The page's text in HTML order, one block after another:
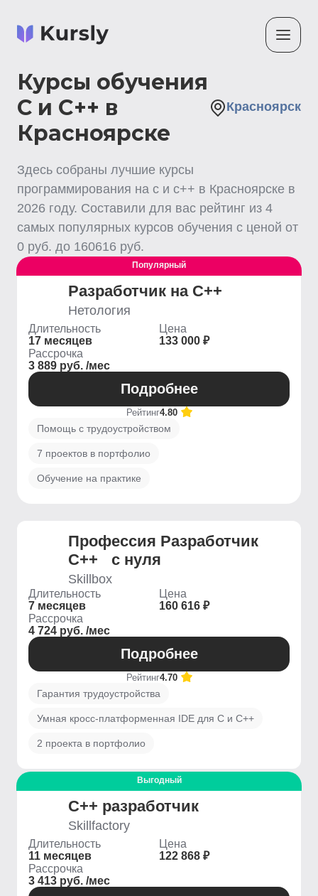
Курсы обучения
С и C++ в
Красноярске
Красноярск
Здесь собраны лучшие курсы
программирования на с и c++ в Красноярске в
2026 году. Составили для вас рейтинг из 4
самых популярных курсов обучения с ценой от
0 руб. до 160616 руб.
Популярный
Разработчик на C++
Нетология
Длительность
17 месяцев
Цена
133 000 ₽
Рассрочка
3 889 руб. /мес
Подробнее
Рейтинг4.80
Помощь с трудоустройством
7 проектов в портфолио
Обучение на практике
Профессия Разработчик
С++ с нуля
Skillbox
Длительность
7 месяцев
Цена
160 616 ₽
Рассрочка
4 724 руб. /мес
Подробнее
Рейтинг4.70
Гарантия трудоустройства
Умная кросс-платформенная IDE для C и C++
2 проекта в портфолио
Выгодный
C++ разработчик
Skillfactory
Длительность
11 месяцев
Цена
122 868 ₽
Рассрочка
3 413 руб. /мес